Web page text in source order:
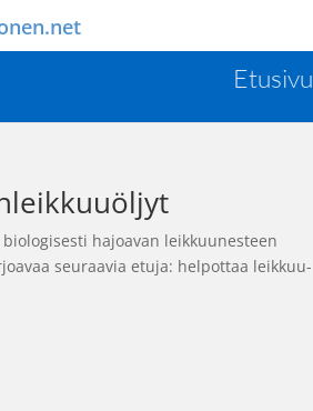
Etusivu
biologisesti hajoavan leikkuunesteen
seuraavia etuja: helpottaa leikkuu-